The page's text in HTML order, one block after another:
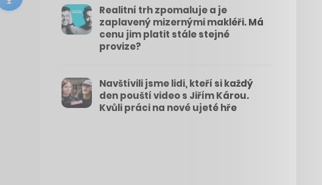
Realitní trh zpomaluje a je
zaplavený mizernými makléři. Má
cenu jim platit stále stejné
provize?
Navštívili jsme lidi, kteří si každý
den pouští video s Jiřím Károu.
Kvůli práci na nové ujeté hře